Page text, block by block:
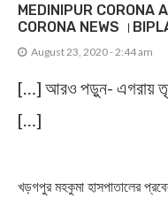
MEDINIPUR CORONA
CORONA NEWS
August 23, 2020 - 2:44 am
[…] আরও পড়ুন- এগরায়
[…]
খড়গপুর মহকুমা হাসপাতালের